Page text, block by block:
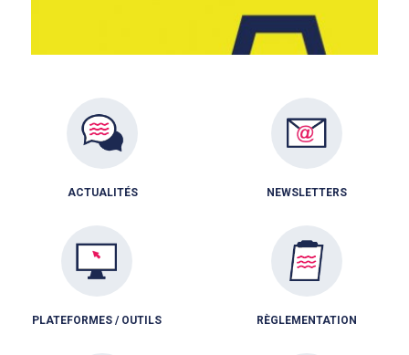
ACTUALITÉS NEWSLETTERS
PLATEFORMES / OUTILS RÈGLEMENTATION